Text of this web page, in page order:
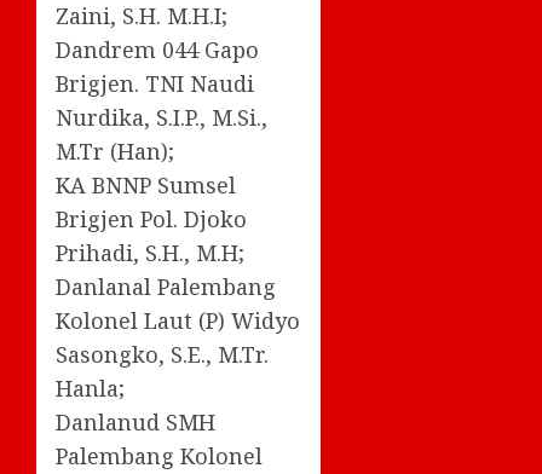
Zaini, S.H. M.H.I;
Dandrem 044 Gapo
Brigjen. TNI Naudi
Nurdika, S.I.P., M.Si.,
M.Tr (Han);
KA BNNP Sumsel
Brigjen Pol. Djoko
Prihadi, S.H., M.H;
Danlanal Palembang
Kolonel Laut (P) Widyo
Sasongko, S.E., M.Tr.
Hanla;
Danlanud SMH
Palembang Kolonel